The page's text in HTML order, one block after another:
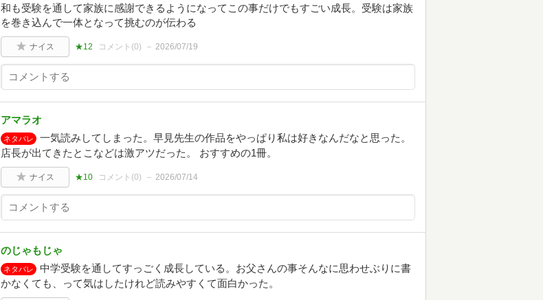
和も受験を通して家族に感謝できるようになってこの事だけでもすごい成長。受験は家族
を巻き込んで一体となって挑むのが伝わる
ナイス ★12 コメント(0) 2026/07/19
アマラオ
ネタバレ
一気読みしてしまった。早見先生の作品をやっぱり私は好きなんだなと思った。
店長が出てきたとこなどは激アツだった。 おすすめの1冊。
ナイス ★10 コメント(0) 2026/07/14
のじゃもじゃ
ネタバレ
中学受験を通してすっごく成長している。お父さんの事そんなに思わせぶりに書
かなくても、って気はしたけれど読みやすくて面白かった。